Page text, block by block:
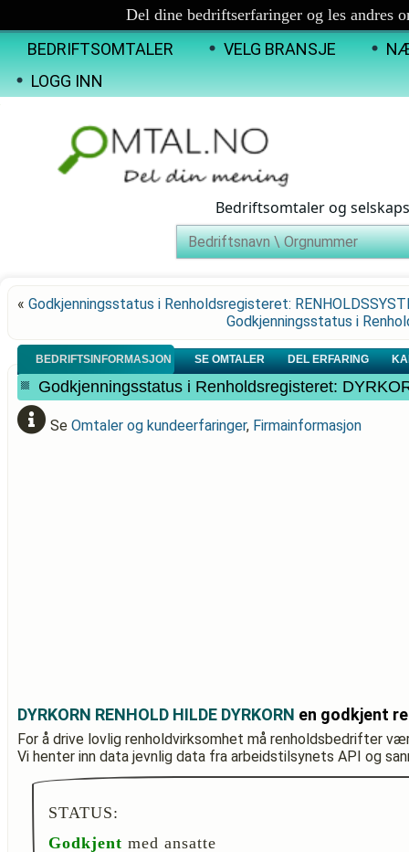
Del dine bedriftserfaringer og les andres
BEDRIFTSOMTALER VELG BRANSJE
LOGG INN
Bedriftsomtaler og
« Godkjenningsstatus i Renholdsregisteret:
Godkjenningsstatus i
BEDRIFTSINFORMASJON SE OMTALER DEL ERFARING
Godkjenningsstatus i Renholdsregisteret:
Se Omtaler og kundeerfaringer, Firmainformasjon
DYRKORN RENHOLD HILDE DYRKORN en godkjent
For å drive lovlig renholdvirksomhet må renholdsbedrifter
Vi henter inn data jevnlig data fra arbeidstilsynets API og
STATUS:
Godkjent med ansatte